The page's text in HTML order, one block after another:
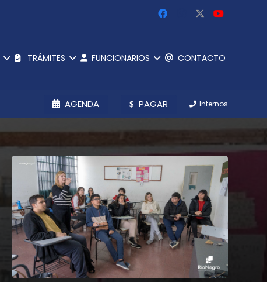
TRÁMITES FUNCIONARIOS CONTACTO
AGENDA PAGAR Internos